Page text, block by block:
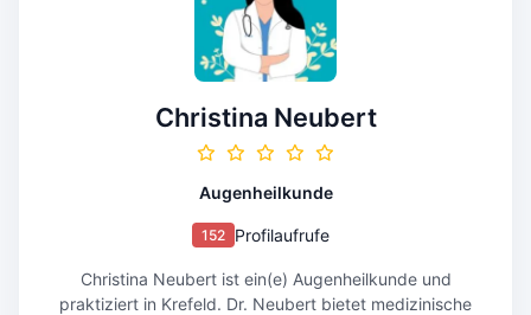
Christina Neubert
Augenheilkunde
152 Profilaufrufe
Christina Neubert ist ein(e) Augenheilkunde und
praktiziert in Krefeld. Dr. Neubert bietet medizinische